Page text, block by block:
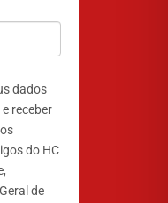
dados
receber
do HC
de